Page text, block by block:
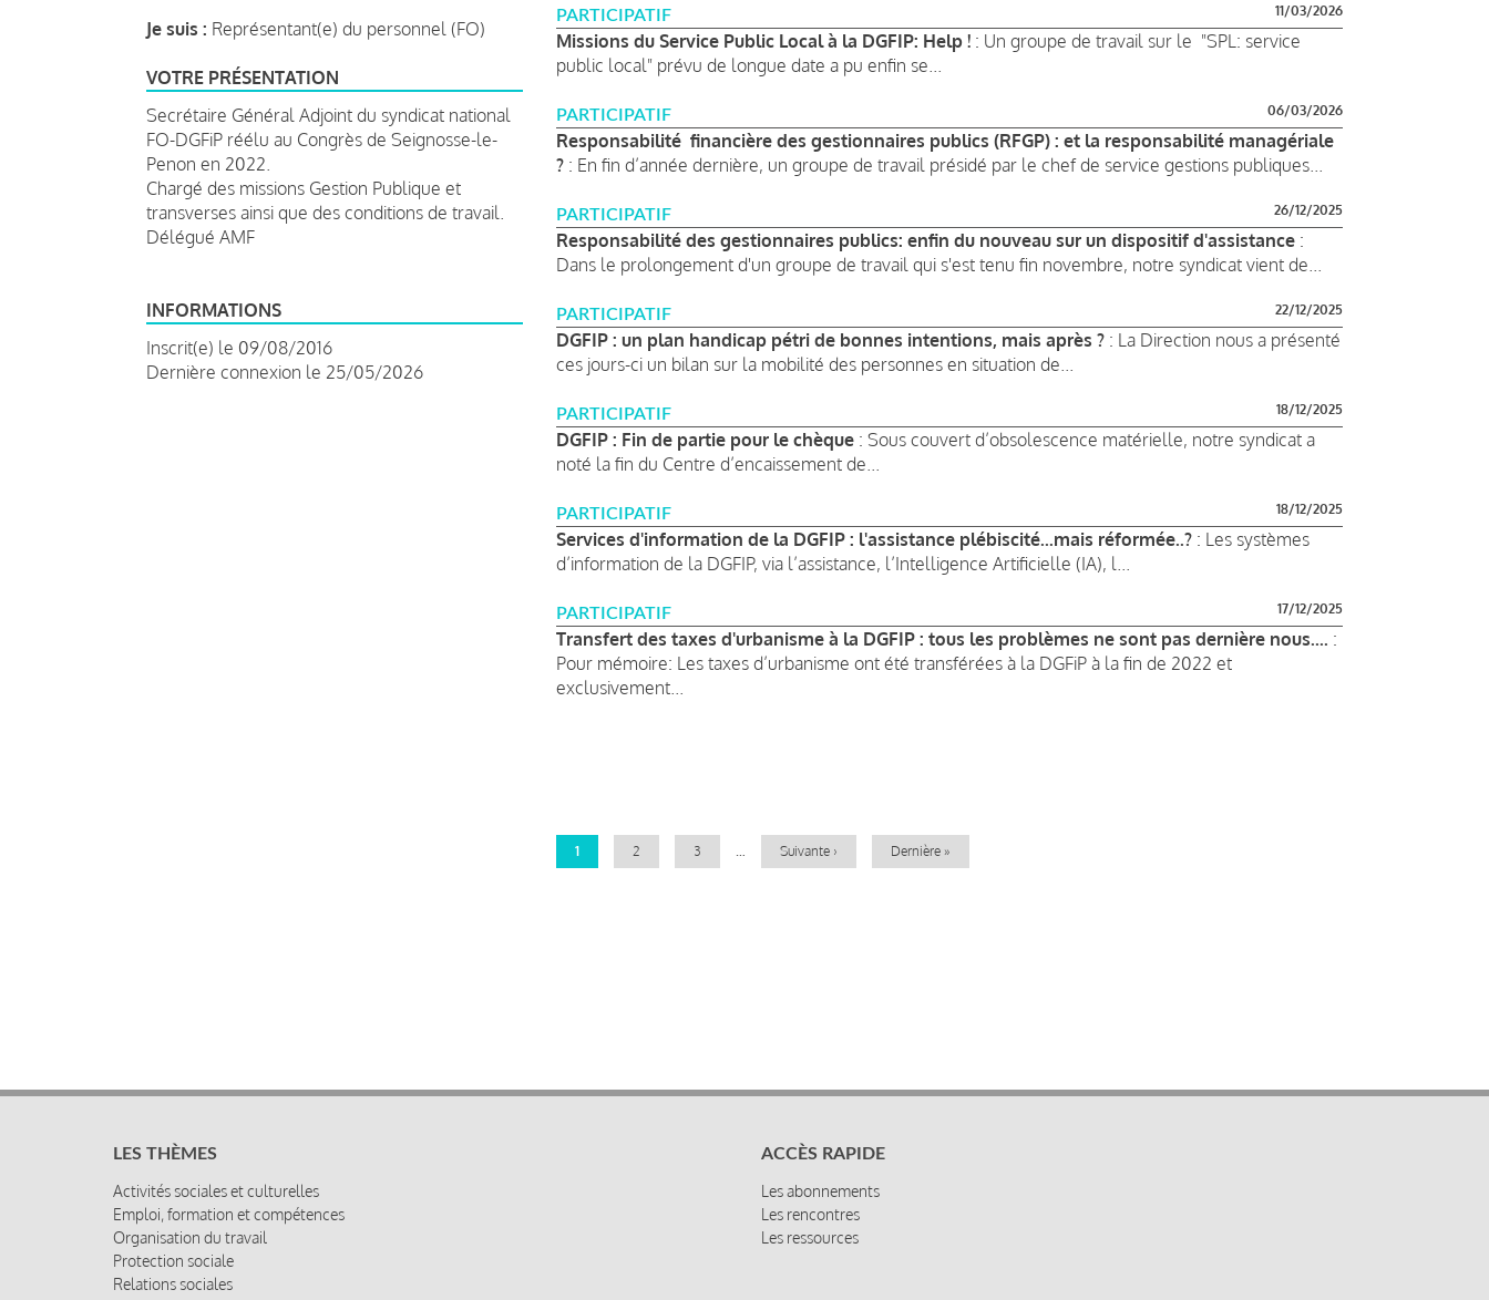
Je suis : Représentant(e) du personnel (FO)
VOTRE PRÉSENTATION
Secrétaire Général Adjoint du syndicat national
FO-DGFiP réélu au Congrès de Seignosse-le-
Penon en 2022.
Chargé des missions Gestion Publique et
transverses ainsi que des conditions de travail.
Délégué AMF
INFORMATIONS
Inscrit(e) le 09/08/2016
Dernière connexion le 25/05/2026
PARTICIPATIF 11/03/2026
Missions du Service Public Local à la DGFIP: Help ! : Un groupe de travail sur le "SPL: service
public local" prévu de longue date a pu enfin se...
PARTICIPATIF 06/03/2026
Responsabilité financière des gestionnaires publics (RFGP) : et la responsabilité managériale
? : En fin d’année dernière, un groupe de travail présidé par le chef de service gestions publiques...
PARTICIPATIF 26/12/2025
Responsabilité des gestionnaires publics: enfin du nouveau sur un dispositif d'assistance :
Dans le prolongement d'un groupe de travail qui s'est tenu fin novembre, notre syndicat vient de...
PARTICIPATIF 22/12/2025
DGFIP : un plan handicap pétri de bonnes intentions, mais après ? : La Direction nous a présenté
ces jours-ci un bilan sur la mobilité des personnes en situation de...
PARTICIPATIF 18/12/2025
DGFIP : Fin de partie pour le chèque : Sous couvert d’obsolescence matérielle, notre syndicat a
noté la fin du Centre d’encaissement de...
PARTICIPATIF 18/12/2025
Services d'information de la DGFIP : l'assistance plébiscité...mais réformée..? : Les systèmes
d’information de la DGFIP, via l’assistance, l’Intelligence Artificielle (IA), l...
PARTICIPATIF 17/12/2025
Transfert des taxes d'urbanisme à la DGFIP : tous les problèmes ne sont pas dernière nous.... :
Pour mémoire: Les taxes d’urbanisme ont été transférées à la DGFiP à la fin de 2022 et
exclusivement...
Page
1 Page
2 Page
3
Page
Suivante ›
Dernière
Dernière »
LES THÈMES
Activités sociales et culturelles
Emploi, formation et compétences
Organisation du travail
Protection sociale
Relations sociales
ACCÈS RAPIDE
Les abonnements
Les rencontres
Les ressources